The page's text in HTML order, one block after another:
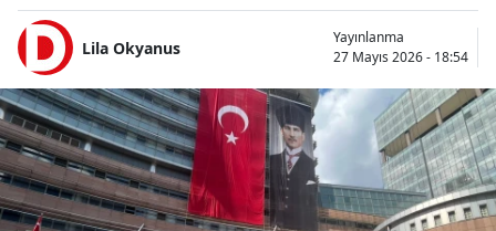
Lila Okyanus
Yayınlanma
27 Mayıs 2026 - 18:54